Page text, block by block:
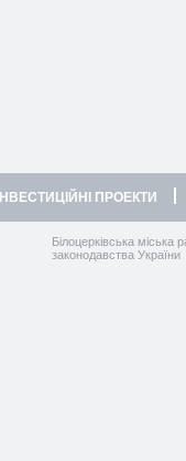
ІНВЕСТИЦІЙНІ ПРОЕКТИ
Білоцерківська міська
законодавства України